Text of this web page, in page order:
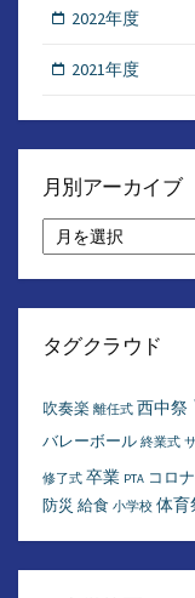
2022年度
2021年度
月別アーカイブ
別
ア
イ
タグクラウド
吹奏楽 離任式 西中祭
バレーボール 終業式
修了式 卒業 PTA コロナ
防災 給食 小学校 体育